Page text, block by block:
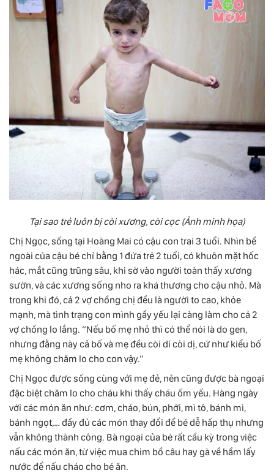
Tại sao trẻ luôn bị còi xương, còi cọc (Ảnh minh họa)
Chị Ngọc, sống tại Hoàng Mai có cậu con trai 3 tuổi. Nhìn bề
ngoài của cậu bé chỉ bằng 1 đứa trẻ 2 tuổi, có khuôn mặt hốc
hác, mắt cũng trũng sâu, khi sờ vào người toàn thấy xương
sườn, và các xương sống nho ra khá thương cho cậu nhỏ. Mà
trong khi đó, cả 2 vợ chồng chị đều là người to cao, khỏe
mạnh, mà tình trạng con mình gầy yếu lại càng làm cho cả 2
vợ chồng lo lắng. “Nếu bố mẹ nhỏ thì có thể nói là do gen,
nhưng đằng này cả bố và mẹ đều còi dí còi dị, cứ như kiểu bố
mẹ không chăm lo cho con vậy.”
Chị Ngọc được sống cùng với mẹ đẻ, nên cũng được bà ngoại
đặc biệt chăm lo cho cháu khi thấy cháu ốm yếu. Hàng ngày
với các món ăn như: cơm, cháo, bún, phởi, mì tô, bánh mì,
bánh ngọt,… đầy đủ các món thay đổi để bé dễ hấp thụ nhưng
vẫn không thành công. Bà ngoại của bé rất cầu kỳ trong việc
nấu các món ăn, từ việc mua chim bồ câu hay gà về hầm lấy
nước để nấu cháo cho bé ăn.